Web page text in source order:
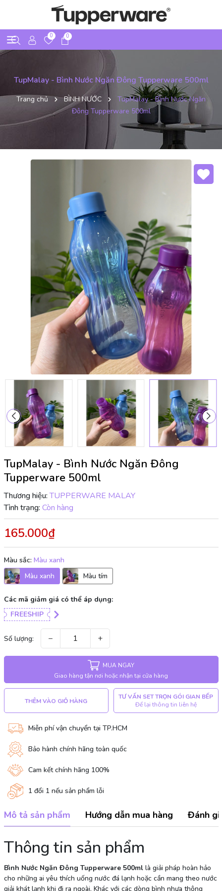
0 0
TupMalay - Bình Nước Ngăn Đông Tupperware 500ml
Trang chủ BÌNH NƯỚC
TupMalay - Bình Nước Ngăn
Đông Tupperware 500ml
TupMalay - Bình Nước Ngăn Đông
Tupperware 500ml
Thương hiệu: TUPPERWARE MALAY
Tình trạng: Còn hàng
165.000₫
Màu sắc: Màu xanh
Màu xanh
Màu tím
Các mã giảm giá có thể áp dụng:
FREESHIP
Số lượng: − +
MUA NGAY
Giao hàng tận nơi hoặc nhận tại cửa hàng
THÊM VÀO GIỎ HÀNG
TƯ VẤN SET TRỌN GÓI GIAN BẾP
Để lại thông tin liên hệ
Miễn phí vận chuyển tại TP.HCM
Bảo hành chính hãng toàn quốc
Cam kết chính hãng 100%
1 đổi 1 nếu sản phẩm lỗi
Mô tả sản phẩm Hướng dẫn mua hàng Đánh
Thông tin sản phẩm
Bình Nước Ngăn Đông Tupperware 500mllà giải pháp hoàn hảo
cho những ai yêu thích uống nước đá lạnh hoặc cần mang theo nước
giải khát lạnh khi đi ra ngoài. Khác với các dòng bình nhựa thông